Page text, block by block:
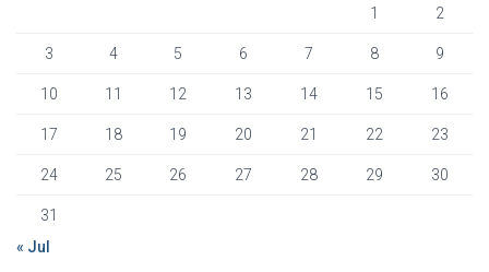
1 2
3 4 5 6 7 8 9
10 11 12 13 14 15 16
17 18 19 20 21 22 23
24 25 26 27 28 29 30
31
« Jul